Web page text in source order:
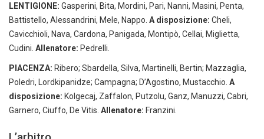
LENTIGIONE: Gasperini, Bita, Mordini, Pari, Nanni, Masini, Penta,
Battistello, Alessandrini, Mele, Nappo. A disposizione: Cheli,
Cavicchioli, Nava, Cardona, Panigada, Montipò, Cellai, Miglietta,
Cudini. Allenatore: Pedrelli.
PIACENZA: Ribero; Sbardella, Silva, Martinelli, Bertin; Mazzaglia,
Poledri, Lordkipanidze; Campagna; D’Agostino, Mustacchio. A
disposizione: Kolgecaj, Zaffalon, Putzolu, Ganz, Manuzzi, Cabri,
Garnero, Ciuffo, De Vitis. Allenatore: Franzini.